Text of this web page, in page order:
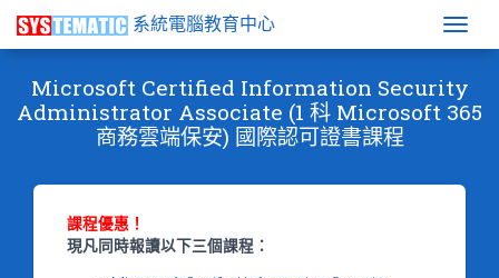
系統電腦教育中心
Microsoft Certified Information Security
Administrator Associate (1 科 Microsoft 365
商務雲端保安) 國際認可證書課程
課程優惠！
現凡同時報讀以下三個課程：